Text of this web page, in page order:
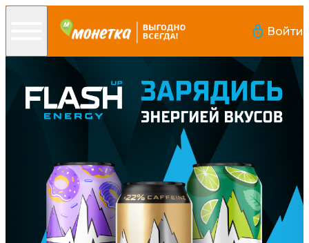
Войти